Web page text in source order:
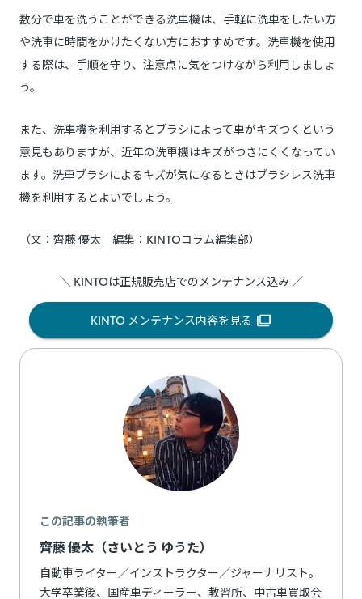
数分で車を洗うことができる洗車機は、手軽に洗車をしたい方
や洗車に時間をかけたくない方におすすめです。洗車機を使用
する際は、手順を守り、注意点に気をつけながら利用しましょ
う。
また、洗車機を利用するとブラシによって車がキズつくという
意見もありますが、近年の洗車機はキズがつきにくくなってい
ます。洗車ブラシによるキズが気になるときはブラシレス洗車
機を利用するとよいでしょう。
（文：齊藤 優太 編集：KINTOコラム編集部）
＼ KINTOは正規販売店でのメンテナンス込み ／
KINTO メンテナンス内容を見る
この記事の執筆者
齊藤 優太（さいとう ゆうた）
自動車ライター／インストラクター／ジャーナリスト。
大学卒業後、国産車ディーラー、教習所、中古車買取会